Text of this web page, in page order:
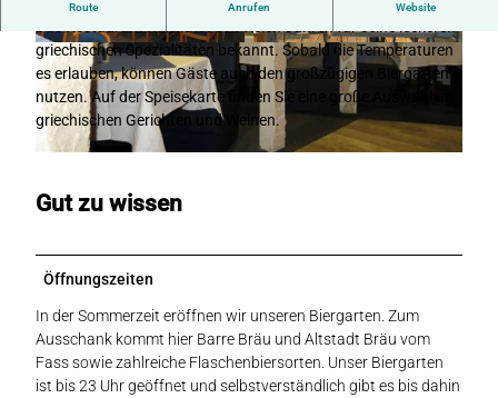
© CC0 © CC0
Route Anrufen Website
griechischen Spezialitäten bekannt. Sobald die Temperaturen
es erlauben, können Gäste auch den großzügigen Biergarten
nutzen. Auf der Speisekarte finden Sie eine große Auswahl an
griechischen Gerichten und Weinen.
Gut zu wissen
Öffnungszeiten
In der Sommerzeit eröffnen wir unseren Biergarten. Zum
Ausschank kommt hier Barre Bräu und Altstadt Bräu vom
Fass sowie zahlreiche Flaschenbiersorten. Unser Biergarten
ist bis 23 Uhr geöffnet und selbstverständlich gibt es bis dahin